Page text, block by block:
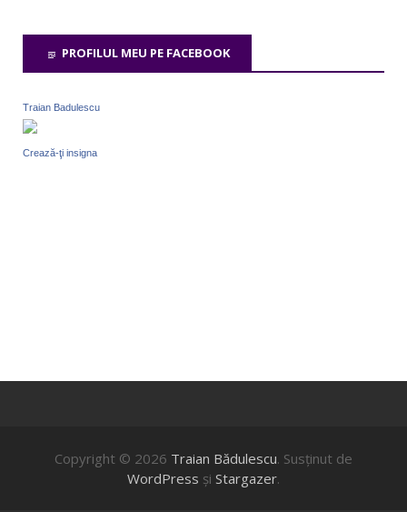
PROFILUL MEU PE FACEBOOK
Traian Badulescu
Crează-ţi insigna
Copyright © 2026 Traian Bădulescu. Susţinut de
WordPress şi Stargazer.